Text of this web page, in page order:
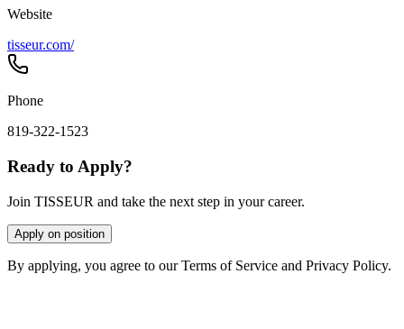
Website
tisseur.com/
Phone
819-322-1523
Ready to Apply?
Join TISSEUR and take the next step in your career.
Apply on position
By applying, you agree to our Terms of Service and Privacy Policy.